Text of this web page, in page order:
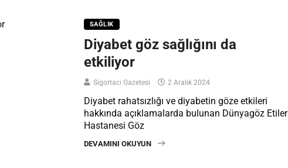
SAĞLIK
Diyabet göz sağlığını da
etkiliyor
Sigortacı Gazetesi 2 Aralık 2024
Diyabet rahatsızlığı ve diyabetin göze etkileri
hakkında açıklamalarda bulunan Dünyagöz Etiler
Hastanesi Göz
DEVAMINI OKUYUN